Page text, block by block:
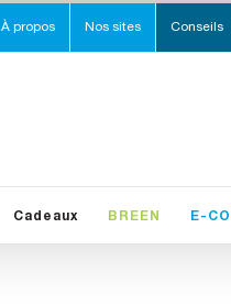
À propos Nos sites Conseils
Cadeaux BREEN E-